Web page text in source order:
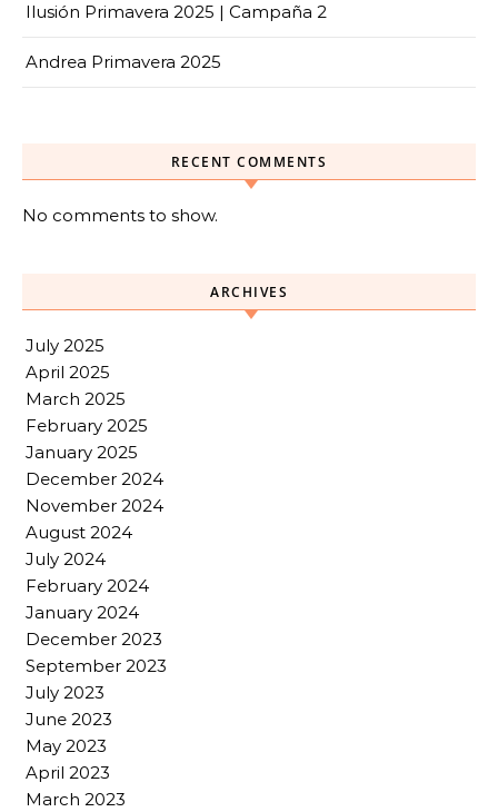
Ilusión Primavera 2025 | Campaña 2
Andrea Primavera 2025
RECENT COMMENTS
No comments to show.
ARCHIVES
July 2025
April 2025
March 2025
February 2025
January 2025
December 2024
November 2024
August 2024
July 2024
February 2024
January 2024
December 2023
September 2023
July 2023
June 2023
May 2023
April 2023
March 2023